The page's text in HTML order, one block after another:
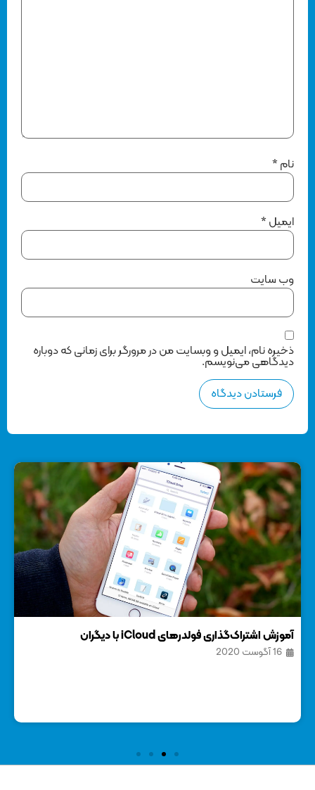
*
ایمیل*
وب‌ سایت
ذخیره نام، ایمیل و وبسایت من در مرورگر برای زمانی که دوباره
دیدگاهی می‌نویسم.
آموزش اشتراک‌گذاری فولدرهای iCloud با دیگران